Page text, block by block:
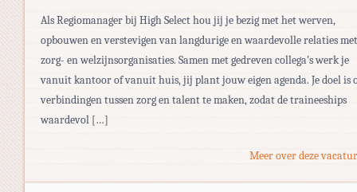
Als Regiomanager bij High Select hou jij je bezig met het werven,
opbouwen en verstevigen van langdurige en waardevolle relaties met
zorg- en welzijnsorganisaties. Samen met gedreven collega’s werk je
vanuit kantoor of vanuit huis, jij plant jouw eigen agenda. Je doel is
verbindingen tussen zorg en talent te maken, zodat de traineeships
waardevol […]
Meer over deze